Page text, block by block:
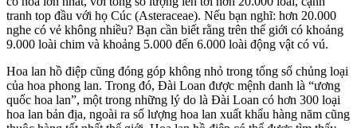
tranh top đầu với họ Cúc (Asteraceae). Nếu bạn nghĩ: hơn 20.000
nghe có vẻ không nhiều? Bạn cần biết rằng trên thế giới có khoảng
9.000 loài chim và khoảng 5.000 đến 6.000 loài động vật có vú.
Hoa lan hồ điệp cũng đóng góp không nhỏ trong tổng số chủng loại
của hoa phong lan. Trong đó, Đài Loan được mệnh danh là “ương
quốc hoa lan”, một trong những lý do là Đài Loan có hơn 300 loại
hoa lan bản địa, ngoài ra số lượng hoa lan xuất khẩu hàng năm cũng